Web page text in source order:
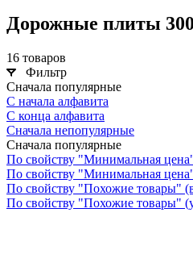
Дорожные плиты
16 товаров
Фильтр
Сначала популярные
С начала алфавита
С конца алфавита
Сначала непопулярные
Сначала популярные
По свойству "Минимальная
По свойству "Минимальная
По свойству "Похожие товары"
По свойству "Похожие товары"